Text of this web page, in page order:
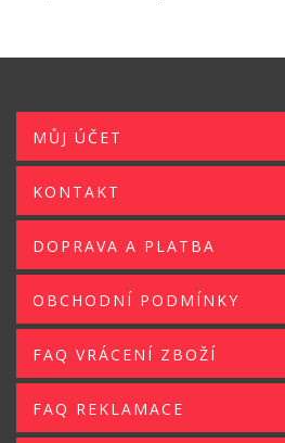
MŮJ ÚČET
KONTAKT
DOPRAVA A PLATBA
OBCHODNÍ PODMÍNKY
FAQ VRÁCENÍ ZBOŽÍ
FAQ REKLAMACE